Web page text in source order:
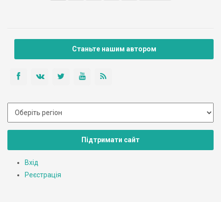
Станьте нашим автором
Підтримати сайт
Вхід
Реєстрація